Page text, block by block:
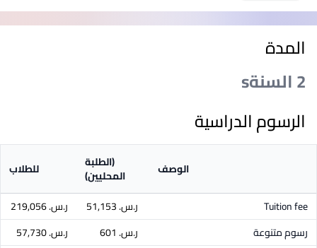
المدة
2 السنةs
الرسوم الدراسية
الوصف (الطلبة
المحليين) للطلاب
Tuition fee ر.س.‏ 51,153
ر.س.‏ 219,056
رسوم متنوعة
ر.س.‏ 601 ر.س.‏ 57,730